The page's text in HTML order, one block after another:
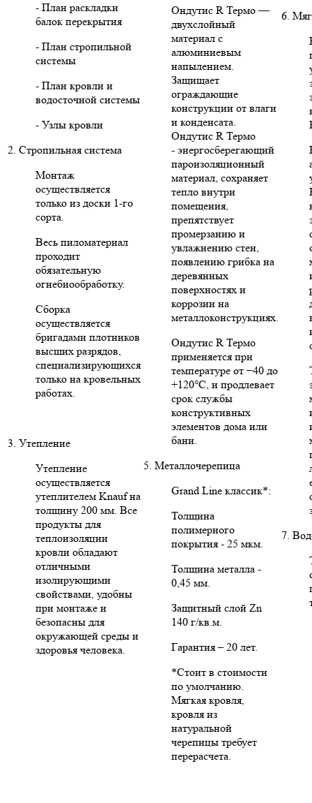
- План раскладки
балок перекрытия
- План стропильной
системы
- План кровли и
водосточной системы
- Узлы кровли
2. Стропильная система
Монтаж
осуществляется
только из доски 1-го
сорта.
Весь пиломатериал
проходит
обязательную
огнебиообработку.
Сборка
осуществляется
бригадами плотников
высших разрядов,
специализирующихся
только на кровельных
работах.
3. Утепление
Утепление
осуществляется
утеплителем Knauf на
толщину 200 мм. Все
продукты для
теплоизоляции
кровли обладают
отличными
изолирующими
свойствами, удобны
при монтаже и
безопасны для
окружающей среды и
здоровья человека.
Ондутис R Термо —
двухслойный
материал с
алюминиевым
напылением.
Защищает
ограждающие
конструкции от влаги
и конденсата.
Ондутис R Термо
- энергосберегающий
пароизоляционный
материал, сохраняет
тепло внутри
помещения,
препятствует
промерзанию и
увлажнению стен,
появлению грибка на
деревянных
поверхностях и
коррозии на
металлоконструкциях.
Ондутис R Термо
применяется при
температуре от −40 до
+120°C, и продлевает
срок службы
конструктивных
элементов дома или
бани.
5. Металлочерепица
Grand Line классик*:
Толщина
полимерного
покрытия - 25 мкм.
Толщина металла -
0,45 мм.
Защитный слой Zn
140 г/кв.м.
Гарантия – 20 лет.
*Стоит в стоимости
по умолчанию.
Мягкая кровля,
кровля из
натуральной
черепицы требует
перерасчета.
6.
7.